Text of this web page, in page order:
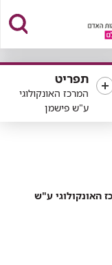
תפריט
המרכז האונקולוגי
ע"ש פישמן
האונקולוגי ע"ש